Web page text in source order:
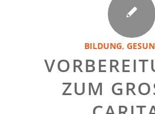
BILDUNG,
ZUM